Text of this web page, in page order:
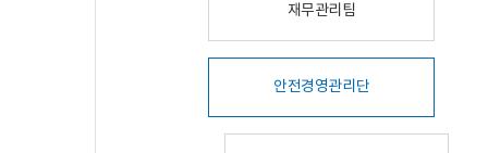
재무관리팀
안전경영관리단